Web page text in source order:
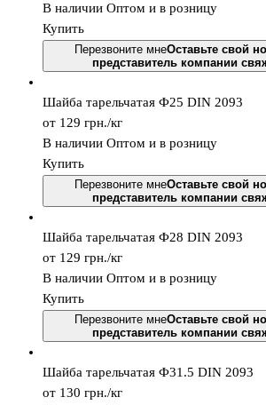
В наличии Оптом и в розницу
Купить
Перезвоните мнеОставьте свой
представитель компании
Шайба тарельчатая Ф25 DIN 2093
от 129 грн./кг
В наличии Оптом и в розницу
Купить
Перезвоните мнеОставьте свой
представитель компании
Шайба тарельчатая Ф28 DIN 2093
от 129 грн./кг
В наличии Оптом и в розницу
Купить
Перезвоните мнеОставьте свой
представитель компании
Шайба тарельчатая Ф31.5 DIN 2093
от 130 грн./кг